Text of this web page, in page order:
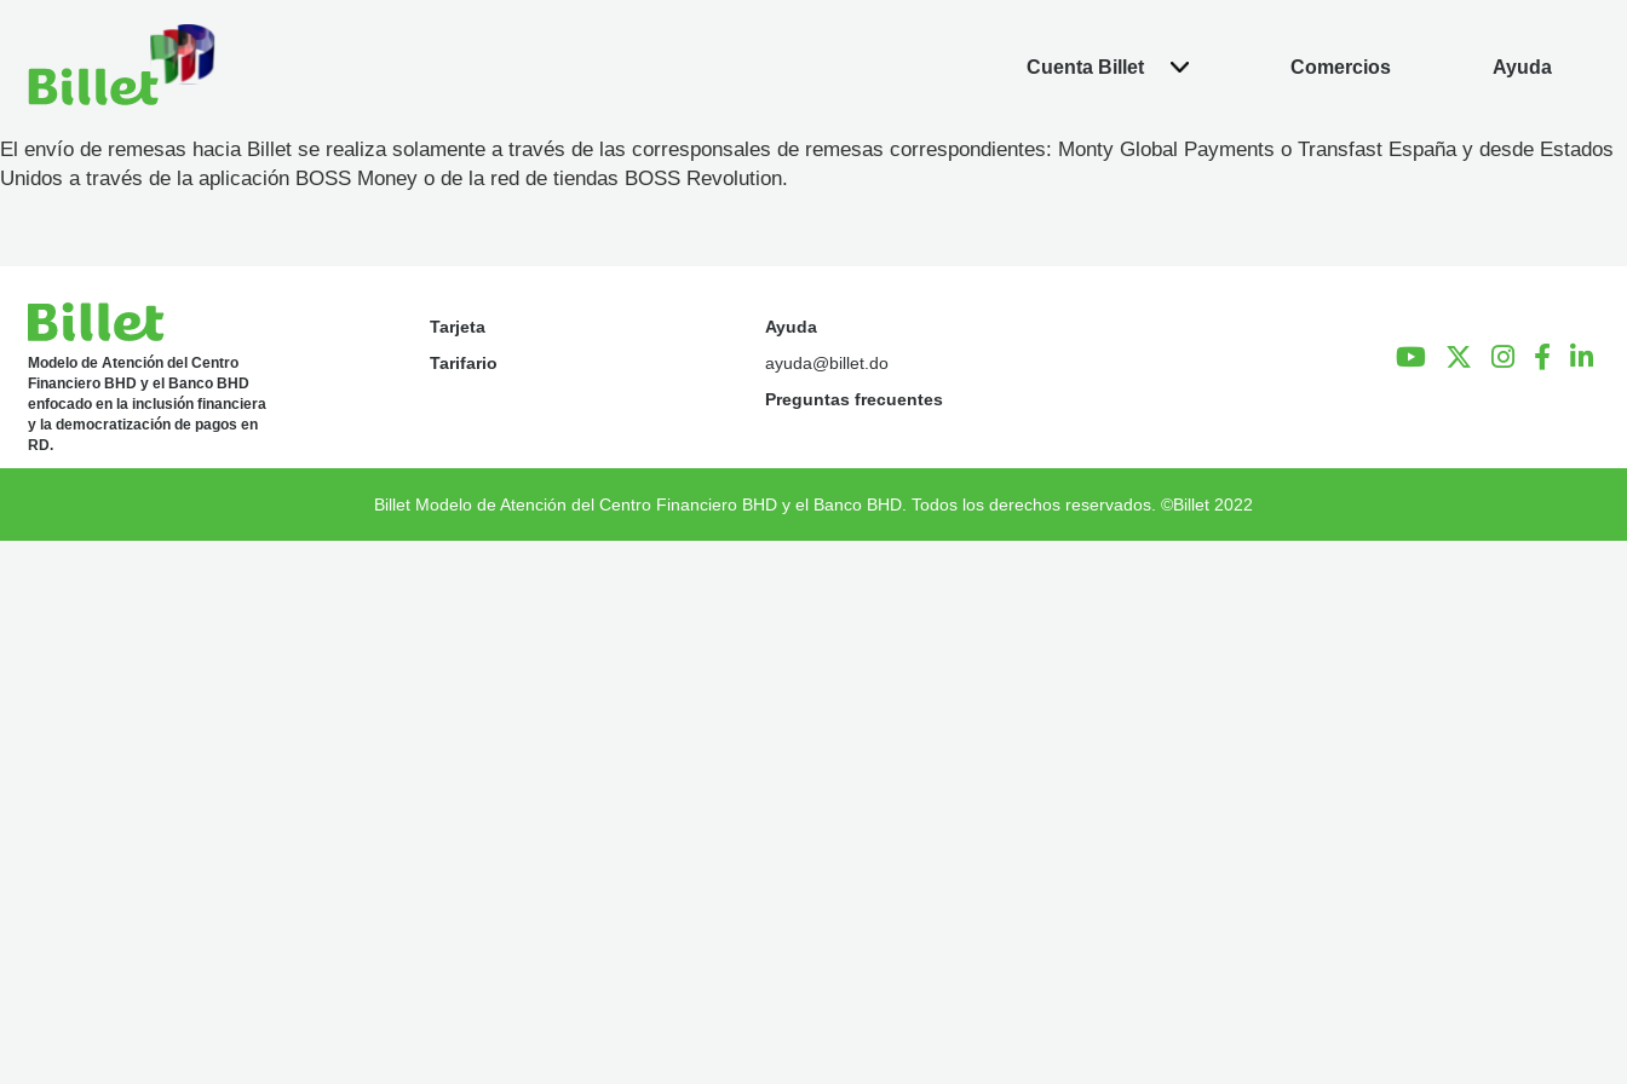
Cuenta Billet Comercios Ayuda
El envío de remesas hacia Billet se realiza solamente a través de las corresponsales de remesas correspondientes: Monty Global Payments o Transfast España y desde Estados
Unidos a través de la aplicación BOSS Money o de la red de tiendas BOSS Revolution.
Modelo de Atención del Centro
Financiero BHD y el Banco BHD
enfocado en la inclusión financiera
y la democratización de pagos en
RD.
Tarjeta
Tarifario
Ayuda
ayuda@billet.do
Preguntas frecuentes
Billet Modelo de Atención del Centro Financiero BHD y el Banco BHD. Todos los derechos reservados. ©Billet 2022